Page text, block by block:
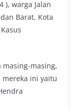
), warga Jalan
Barat, Kota
masing,
mereka ini yaitu